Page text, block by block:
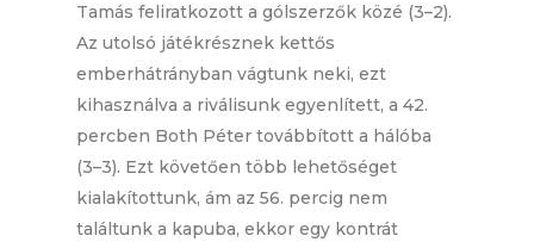
Tamás feliratkozott a gólszerzők közé (3–2).
Az utolsó játékrésznek kettős
emberhátrányban vágtunk neki, ezt
kihasználva a riválisunk egyenlített, a 42.
percben Both Péter továbbított a hálóba
(3–3). Ezt követően több lehetőséget
kialakítottunk, ám az 56. percig nem
találtunk a kapuba, ekkor egy kontrát